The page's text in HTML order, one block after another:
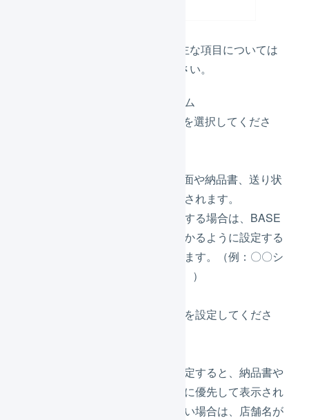
各値を設定します。主な項目については
下記説明を参照ください。
プラットフォーム
」を選択してくださ
LOIGLESSの画面や納品書、送り状
の店舗名に使用されます。
他の店舗を追加する場合は、BASE
であることをわかるように設定する
ことをお勧めします。（例：〇〇シ
ョップ（BASE））
店舗名の読み方を設定してくださ
店舗表示名を設定すると、納品書や
送り状の店舗名に優先して表示され
ます。入力しない場合は、店舗名が